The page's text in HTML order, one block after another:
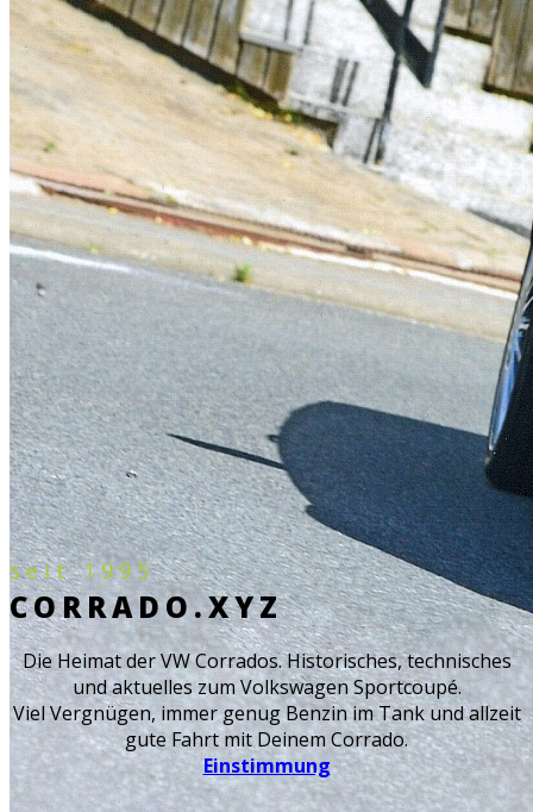
seit 1995
CORRADO.XYZ
Die Heimat der VW Corrados. Historisches, technisches
und aktuelles zum Volkswagen Sportcoupé.
Viel Vergnügen, immer genug Benzin im Tank und allzeit
gute Fahrt mit Deinem Corrado.
Einstimmung